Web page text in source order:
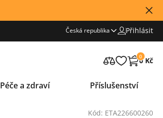
Česká republika Přihlásit
0
0 Kč
Péče a zdraví Příslušenství
Kód: ETA226600260